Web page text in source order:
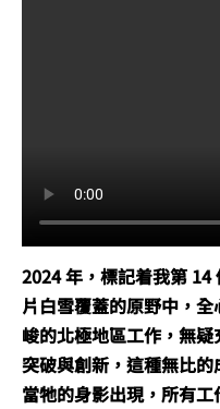
2024 年，標記着我第
片白雪覆蓋的原野中，
峻的北極地區工作，無
突破與創新，這種無比
當牠的身影出現，所有